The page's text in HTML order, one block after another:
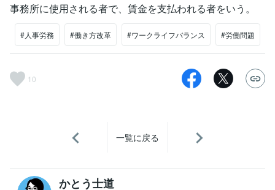
事務所に使用される者で、賃金を支払われる者をいう。
#人事労務 #働き方改革 #ワークライフバランス #労働問題
10
一覧に戻る
かとう士道